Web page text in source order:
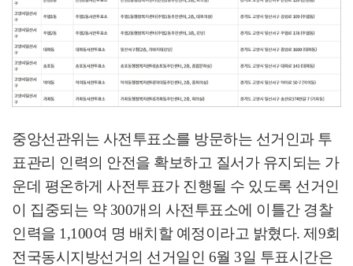
중앙선관위는 사전투표소를 방문하는 선거인과 투
표관리 인력의 안전을 확보하고 질서가 유지되는 가
운데 평온하게 사전투표가 진행될 수 있도록 선거인
이 집중되는 약 300개의 사전투표소에 이틀간 경찰
인력을 1,100여 명 배치할 예정이라고 밝혔다. 제9회
전국동시지방선거의 선거일인 6월 3일 투표시간은